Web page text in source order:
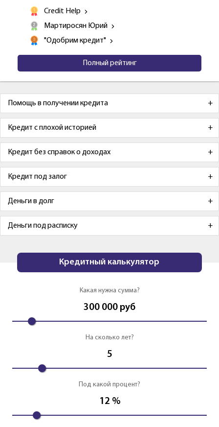
Credit Help
Мартиросян Юрий
"Одобрим кредит"
Полный рейтинг
Помощь в получении кредита
Кредит с плохой историей
Кредит без справок о доходах
Кредит под залог
Деньги в долг
Деньги под расписку
Кредитный калькулятор
Какая нужна сумма?
300 000 руб
На сколько лет?
5
Под какой процент?
12 %